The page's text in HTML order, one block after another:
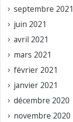
septembre 2021
juin 2021
avril 2021
mars 2021
février 2021
janvier 2021
décembre 2020
novembre 2020